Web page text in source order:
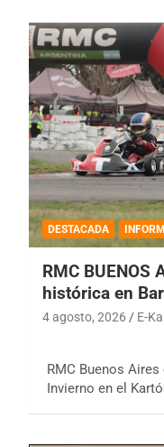
DESTACADA
RMC BUENOS
histórica en
4 agosto, 2026 E-
RMC Buenos
Invierno en el